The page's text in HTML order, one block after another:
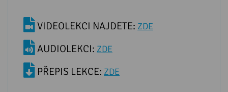
VIDEOLEKCI NAJDETE: ZDE
AUDIOLEKCI: ZDE
PŘEPIS LEKCE: ZDE